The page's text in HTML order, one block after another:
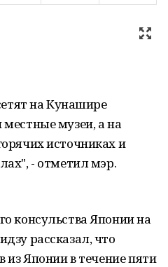
на Кунашире
музеи, а на
источниках и
- отметил мэр.
консульства Японии на
рассказал, что
из Японии в течение пяти